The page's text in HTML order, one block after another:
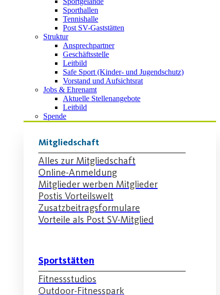
Sporthallen
Tennishalle
Post SV-Gaststätten
Struktur
Ansprechpartner
Geschäftsstelle
Leitbild
Safe Sport (Kinder- und Jugendschutz)
Vorstand und Aufsichtsrat
Jobs & Ehrenamt
Aktuelle Stellenangebote
Leitbild
Spende
Mitgliedschaft
Alles zur Mitgliedschaft
Online-Anmeldung
Mitglieder werben Mitglieder
Postis Vorteilswelt
Zusatzbeitragsformulare
Vorteile als Post SV-Mitglied
Sportstätten
Fitnessstudios
Outdoor-Fitnesspark